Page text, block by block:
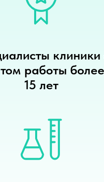
клиники
работы более
15 лет